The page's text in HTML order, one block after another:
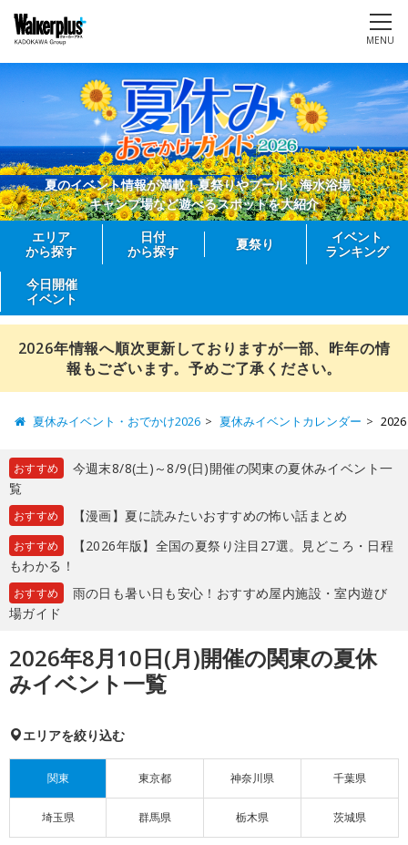
MENU
夏のイベント情報が満載！夏祭りやプール、海水浴場、
キャンプ場など遊べるスポットを大紹介
エリア
から探す
日付
から探す
夏祭り
イベント
ランキング
今日開催
イベント
2026年情報へ順次更新しておりますが一部、昨年の情
報もございます。予めご了承ください。
夏休みイベント・おでかけ2026 夏休みイベントカレンダー
おすすめ
今週末8/8(土)～8/9(日)開催の関東の夏休みイベント一
覧
おすすめ 【漫画】夏に読みたいおすすめの怖い話まとめ
おすすめ
【2026年版】全国の夏祭り注目27選。見どころ・日程
もわかる！
おすすめ
雨の日も暑い日も安心！おすすめ屋内施設・室内遊び
場ガイド
2026年8月10日(月)開催の関東の夏休
みイベント一覧
エリアを絞り込む
関東 東京都 神奈川県 千葉県
埼玉県 群馬県 栃木県 茨城県